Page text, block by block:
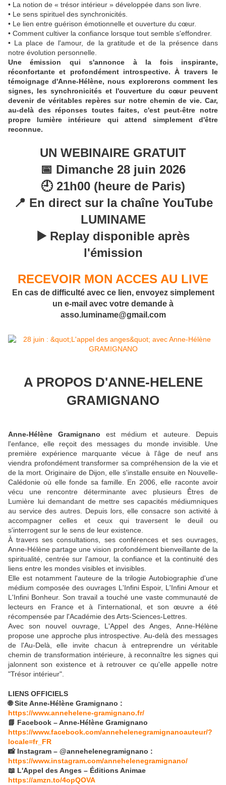
• La notion de « trésor intérieur » développée dans son livre.
• Le sens spirituel des synchronicités.
• Le lien entre guérison émotionnelle et ouverture du cœur.
• Comment cultiver la confiance lorsque tout semble s'effondrer.
• La place de l'amour, de la gratitude et de la présence dans
notre évolution personnelle.
Une émission qui s'annonce à la fois inspirante,
réconfortante et profondément introspective. À travers le
témoignage d'Anne-Hélène, nous explorerons comment les
signes, les synchronicités et l'ouverture du cœur peuvent
devenir de véritables repères sur notre chemin de vie. Car,
au-delà des réponses toutes faites, c'est peut-être notre
propre lumière intérieure qui attend simplement d'être
reconnue.
UN WEBINAIRE GRATUIT
📅 Dimanche 28 juin 2026
🕘 21h00 (heure de Paris)
📍 En direct sur la chaîne YouTube
LUMINAME
▶️ Replay disponible après
l'émission
RECEVOIR MON ACCES AU LIVE
En cas de difficulté avec ce lien, envoyez simplement
un e-mail avec votre demande à
asso.luminame@gmail.com
A PROPOS D'ANNE-HELENE
GRAMIGNANO
Anne-Hélène Gramignano est médium et auteure. Depuis
l'enfance, elle reçoit des messages du monde invisible. Une
première expérience marquante vécue à l'âge de neuf ans
viendra profondément transformer sa compréhension de la vie et
de la mort. Originaire de Dijon, elle s'installe ensuite en Nouvelle-
Calédonie où elle fonde sa famille. En 2006, elle raconte avoir
vécu une rencontre déterminante avec plusieurs Êtres de
Lumière lui demandant de mettre ses capacités médiumniques
au service des autres. Depuis lors, elle consacre son activité à
accompagner celles et ceux qui traversent le deuil ou
s'interrogent sur le sens de leur existence.
À travers ses consultations, ses conférences et ses ouvrages,
Anne-Hélène partage une vision profondément bienveillante de la
spiritualité, centrée sur l'amour, la confiance et la continuité des
liens entre les mondes visibles et invisibles.
Elle est notamment l'auteure de la trilogie Autobiographie d'une
médium composée des ouvrages L'Infini Espoir, L'Infini Amour et
L'Infini Bonheur. Son travail a touché une vaste communauté de
lecteurs en France et à l'international, et son œuvre a été
récompensée par l'Académie des Arts-Sciences-Lettres.
Avec son nouvel ouvrage, L'Appel des Anges, Anne-Hélène
propose une approche plus introspective. Au-delà des messages
de l'Au-Delà, elle invite chacun à entreprendre un véritable
chemin de transformation intérieure, à reconnaître les signes qui
jalonnent son existence et à retrouver ce qu'elle appelle notre
"Trésor intérieur".
LIENS OFFICIELS
🌐 Site Anne-Hélène Gramignano :
https://www.annehelene-gramignano.fr/
📘 Facebook – Anne-Hélène Gramignano
https://www.facebook.com/annehelenegramignanoauteur/?
locale=fr_FR
📸 Instagram – @annehelenegramignano :
https://www.instagram.com/annehelenegramignano/
📖 L'Appel des Anges – Éditions Animae
https://amzn.to/4opQOVA